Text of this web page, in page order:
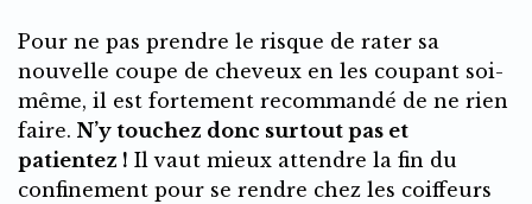
Pour ne pas prendre le risque de rater sa
nouvelle coupe de cheveux en les coupant soi-
même, il est fortement recommandé de ne rien
faire. N’y touchez donc surtout pas et
patientez ! Il vaut mieux attendre la fin du
confinement pour se rendre chez les coiffeurs